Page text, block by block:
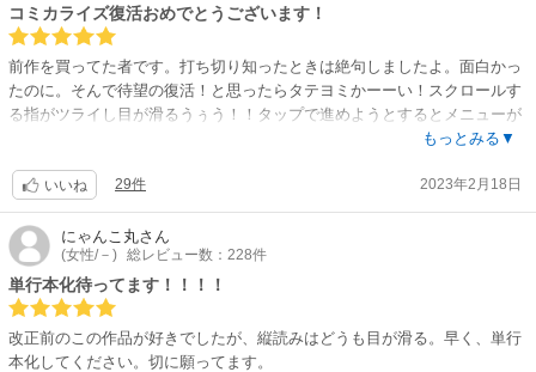
コミカライズ復活おめでとうございます！
前作を買ってた者です。打ち切り知ったときは絶句しましたよ。面白かっ
たのに。そんで待望の復活！と思ったらタテヨミかーーい！スクロールす
る指がツライし目が滑るうぅう！！タップで進めようとするとメニューが
出てきて進まない！て感じでタテヨミ苦手なんですよ…自分不器用ですか
います。単行本化の際には横開きに編集してくれるでしょうし。自分は単
行本化を待ちます！ごめんなさい！
もっとみる▼
いいね 29件 2023年2月18日
にゃんこ丸さん
(女性/－) 総レビュー数：228件
単行本化待ってます！！！！
改正前のこの作品が好きでしたが、縦読みはどうも目が滑る。早く、単行
本化してください。切に願ってます。